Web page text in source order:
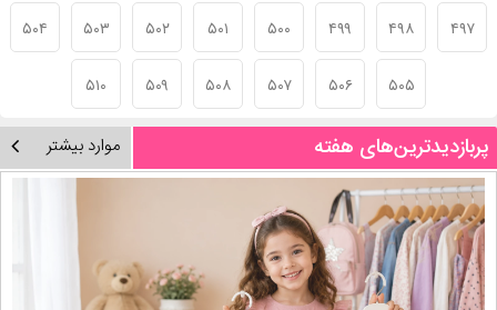
۴۹۷ ۴۹۸ ۴۹۹ ۵۰۰ ۵۰۱ ۵۰۲ ۵۰۳ ۵۰۴
۵۰۵ ۵۰۶ ۵۰۷ ۵۰۸ ۵۰۹ ۵۱۰
پربازدیدترین‌های هفته موارد بیشتر